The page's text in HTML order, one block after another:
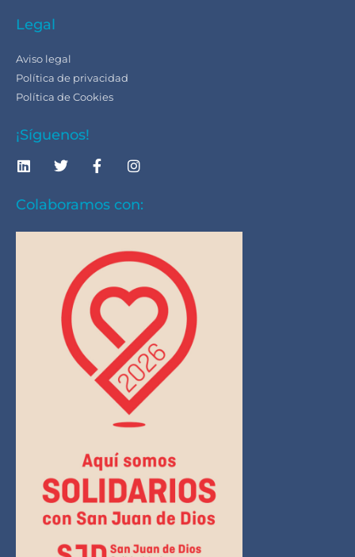
Legal
Aviso legal
Política de privacidad
Política de Cookies
¡Síguenos!
Colaboramos con: